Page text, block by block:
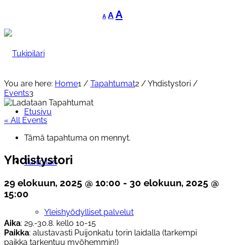
A
Decrease
font
A Reset
font
AIncrease
Etusivu
Tukipilari
Yleishyödylliset palvelut
You are here: Home1 / Tapahtumat2 / Yhdistystori /
Events3
« All Events
Tämä tapahtuma on mennyt.
Yhdistystori
29 elokuun, 2025 @ 10:00 - 30 elokuun, 2025 @
15:00
Aika: 29.-30.8. kello 10-15
Paikka: alustavasti Puijonkatu torin laidalla (tarkempi
paikka tarkentuu myöhemmin!)